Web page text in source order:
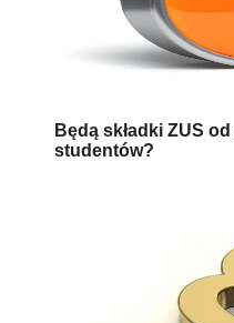
Będą składki ZUS
studentów?